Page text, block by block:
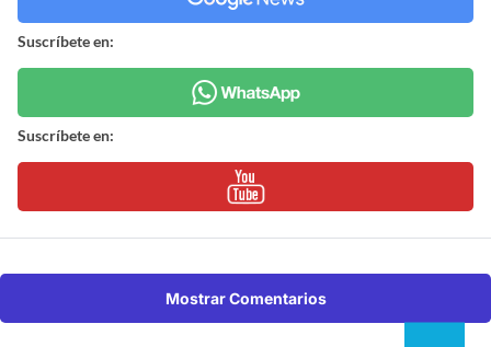
Suscríbete en:
Suscríbete en:
Mostrar Comentarios